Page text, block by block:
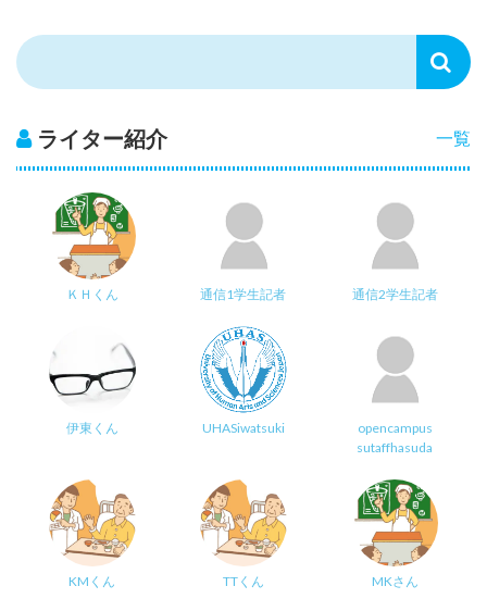
一覧
ライター紹介
ＫＨくん 通信1学生記者 通信2学生記者
伊東くん UHASiwatsuki
opencampus
sutaffhasuda
KMくん TTくん MKさん